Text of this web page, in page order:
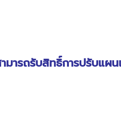
มารถรับสิทธิ์การปรับแผ